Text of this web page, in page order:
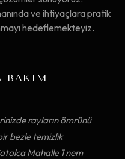
ve ihtiyaçlara pratik
hedeflemekteyiz.
BAKIM
rayların ömrünü
bezle temizlik
Mahalle 1 nem